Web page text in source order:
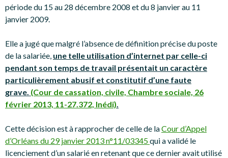
période du 15 au 28 décembre 2008 et du 8 janvier au 11
janvier 2009.
Elle a jugé que malgré l’absence de définition précise du poste
de la salariée, une telle utilisation d’internet par celle-ci
pendant son temps de travail présentait un caractère
particulièrement abusif et constitutif d’une faute
grave. (Cour de cassation, civile, Chambre sociale, 26
février 2013, 11-27.372, Inédi).
Cette décision est à rapprocher de celle de laCour d’Appel
d’Orléans du 29 janvier 2013 n°11/03345qui a validé le
licenciement d’un salarié en retenant que ce dernier avait utilisé